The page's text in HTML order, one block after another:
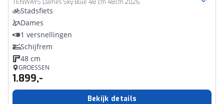
TENWAYS Dames Sky Blue 48 cm 48cm 2026
Stadsfiets
Dames
1 versnellingen
Schijfrem
48 cm
GROESSEN
1.899,-
Bekijk details